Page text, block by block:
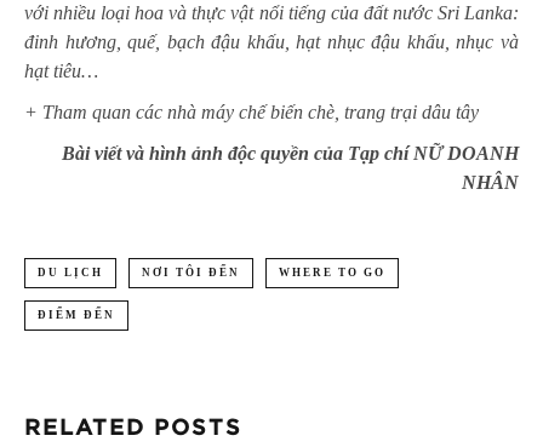
với nhiều loại hoa và thực vật nổi tiếng của đất nước Sri Lanka:
đinh hương, quế, bạch đậu khấu, hạt nhục đậu khấu, nhục và
hạt tiêu…
+ Tham quan các nhà máy chế biến chè, trang trại dâu tây
Bài viết và hình ảnh độc quyền của Tạp chí NỮ DOANH
NHÂN
DU LỊCH NƠI TÔI ĐẾN WHERE TO GO
ĐIỂM ĐẾN
RELATED POSTS